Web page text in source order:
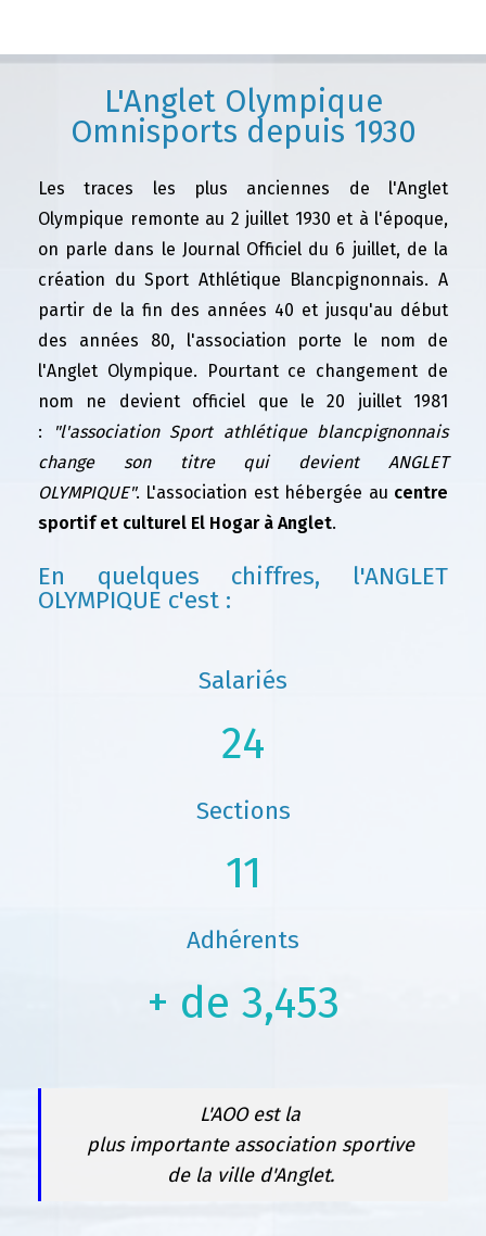
L'Anglet Olympique
Omnisports depuis 1930
Les traces les plus anciennes de l'Anglet
Olympique remonte au 2 juillet 1930 et à l'époque,
on parle dans le Journal Officiel du 6 juillet, de la
création du Sport Athlétique Blancpignonnais. A
partir de la fin des années 40 et jusqu'au début
des années 80, l'association porte le nom de
l'Anglet Olympique. Pourtant ce changement de
nom ne devient officiel que le 20 juillet 1981
:
"l'association Sport athlétique blancpignonnais
change son titre qui devient ANGLET
OLYMPIQUE". L'association est hébergée au centre
sportif et culturel El Hogar à Anglet.
En quelques chiffres, l'ANGLET
OLYMPIQUE c'est :
24
Salariés
11
Sections
+ de 3,496
Adhérents
L'AOO est la
plus importante association sportive
de la ville d'Anglet.